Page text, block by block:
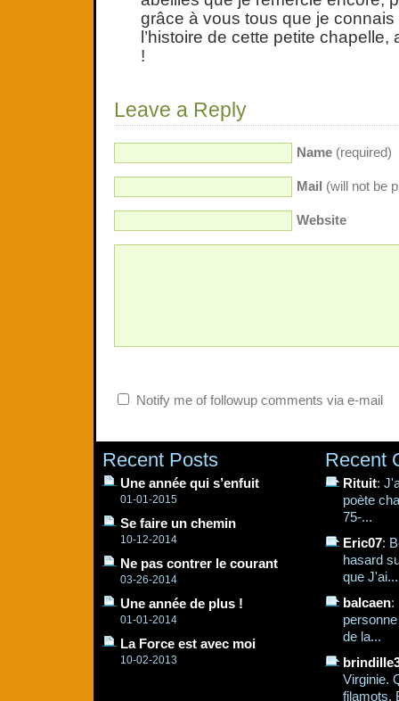
grâce à vous tous que je
l’histoire de cette petite chapelle,
!
Leave a Reply
Name (required)
Mail (will not be
Website
Notify me of followup comments via e-mail
Recent Posts
Une année qui s’enfuit
01-01-2015
Se faire un chemin
10-12-2014
Ne pas contrer le courant
03-26-2014
Une année de plus !
01-01-2014
La Force est avec moi
10-02-2013
Recent
Rituit:
poète
75-...
Eric07:
hasard
que J'ai...
balcaen:
de la...
Virginie.
filamots.